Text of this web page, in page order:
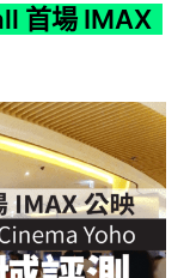
首場 IMAX